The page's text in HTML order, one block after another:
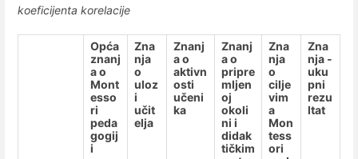
koeficijenta korelacije
Opća
znanj
a o
Mont
esso
ri
peda
gogij
i
Zna
nja
o
uloz
i
učit
elja
Znanj
a o
aktivn
osti
učeni
ka
Znanj
a o
pripre
mljen
oj
okoli
ni i
didak
tičkim
Zna
nja
o
cilje
vim
a
Mon
tess
ori
Zna
nja -
uku
pni
rezu
ltat